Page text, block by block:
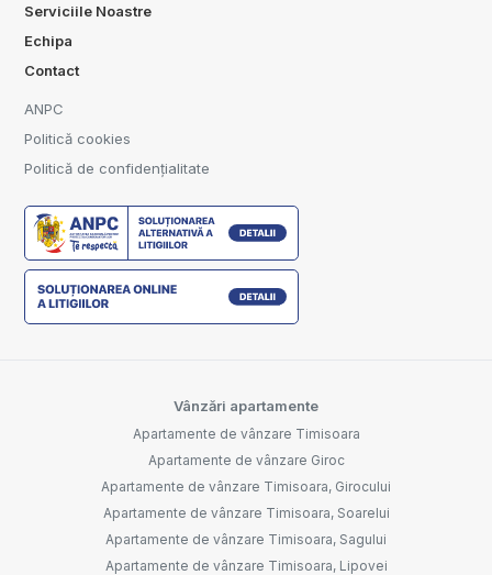
Serviciile Noastre
Echipa
Contact
ANPC
Politică cookies
Politică de confidențialitate
Vânzări apartamente
Apartamente de vânzare Timisoara
Apartamente de vânzare Giroc
Apartamente de vânzare Timisoara, Girocului
Apartamente de vânzare Timisoara, Soarelui
Apartamente de vânzare Timisoara, Sagului
Apartamente de vânzare Timisoara, Lipovei